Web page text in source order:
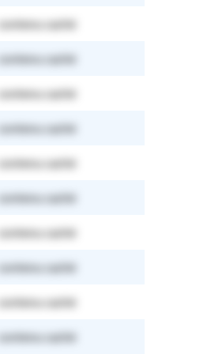
contenu caché
contenu caché
contenu caché
contenu caché
contenu caché
contenu caché
contenu caché
contenu caché
contenu caché
contenu caché